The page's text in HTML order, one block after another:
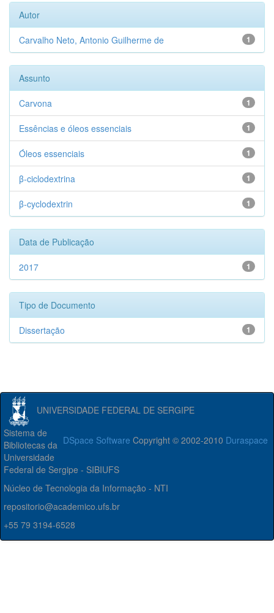
Autor
1
Carvalho Neto, Antonio Guilherme de
Assunto
1
Carvona
1
Essências e óleos essenciais
1
Óleos essenciais
1
β-ciclodextrina
1
β-cyclodextrin
Data de Publicação
1
2017
Tipo de Documento
1
Dissertação
UNIVERSIDADE FEDERAL DE SERGIPE
DSpace Software Copyright © 2002-2010 Duraspace
Sistema de
Bibliotecas da
Universidade
Federal de Sergipe - SIBIUFS
Núcleo de Tecnologia da Informação - NTI
repositorio@academico.ufs.br
+55 79 3194-6528